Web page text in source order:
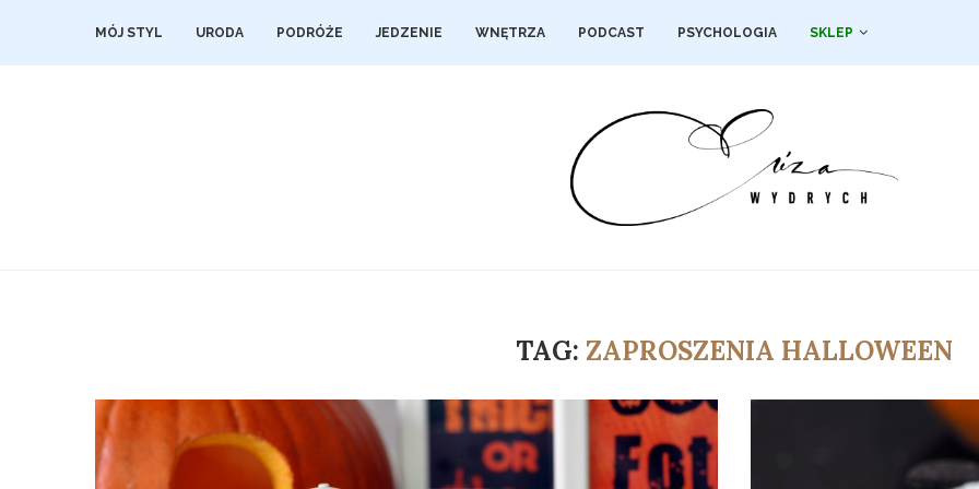
MÓJ STYL URODA PODRÓŻE JEDZENIE WNĘTRZA PODCAST PSYCHOLOGIA SKLEP
TAG: ZAPROSZENIA HALLOWEEN